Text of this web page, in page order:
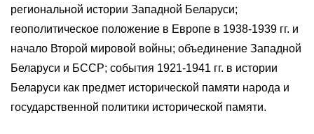
региональной истории Западной Беларуси;
геополитическое положение в Европе в 1938-1939 гг. и
начало Второй мировой войны; объединение Западной
Беларуси и БССР; события 1921-1941 гг. в истории
Беларуси как предмет исторической памяти народа и
государственной политики исторической памяти.